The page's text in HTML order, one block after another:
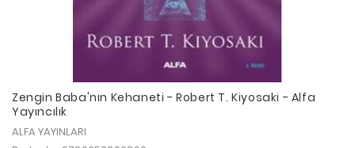
Zengin Baba'nın Kehaneti - Robert T. Kiyosaki - Alfa
Yayıncılık
ALFA YAYINLARI